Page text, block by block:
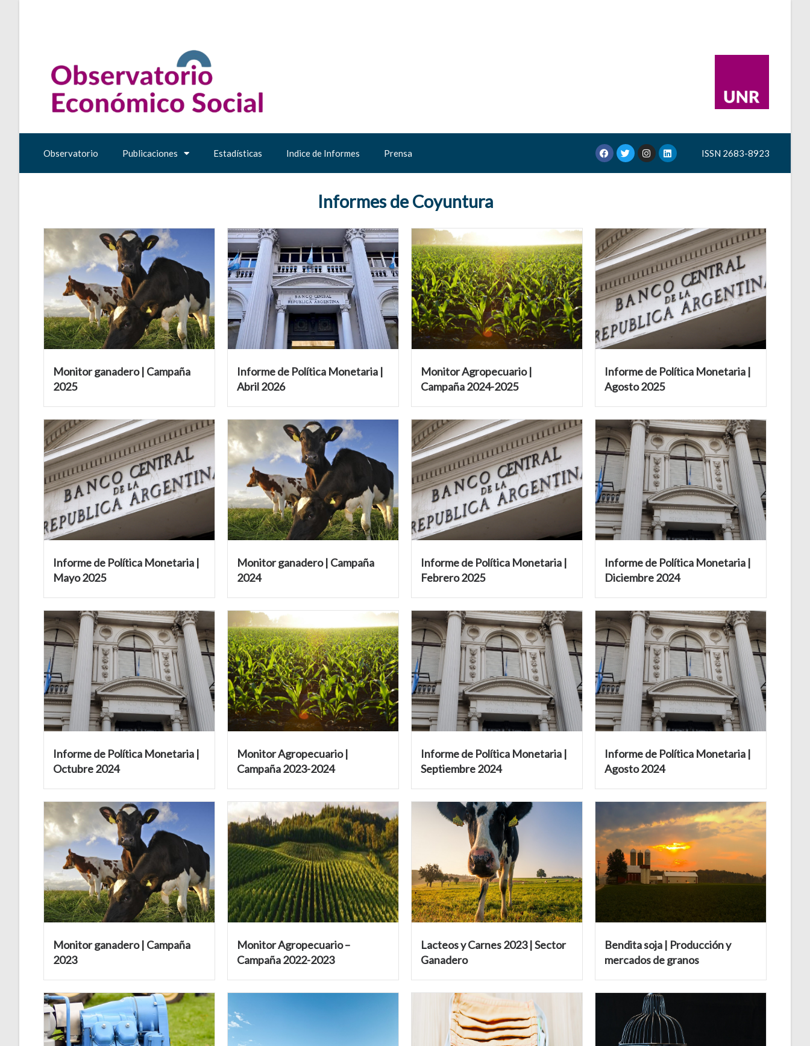
Observatorio Publicaciones Estadísticas Indice de Informes Prensa ISSN 2683-8923
Informes de Coyuntura
Monitor ganadero | Campaña
2025
Informe de Política Monetaria |
Abril 2026
Monitor Agropecuario |
Campaña 2024-2025
Informe de Política Monetaria |
Agosto 2025
Informe de Política Monetaria |
Mayo 2025
Monitor ganadero | Campaña
2024
Informe de Política Monetaria |
Febrero 2025
Informe de Política Monetaria |
Diciembre 2024
Informe de Política Monetaria |
Octubre 2024
Monitor Agropecuario |
Campaña 2023-2024
Informe de Política Monetaria |
Septiembre 2024
Informe de Política Monetaria |
Agosto 2024
Monitor ganadero | Campaña
2023
Monitor Agropecuario –
Campaña 2022-2023
Lacteos y Carnes 2023 | Sector
Ganadero
Bendita soja | Producción y
mercados de granos